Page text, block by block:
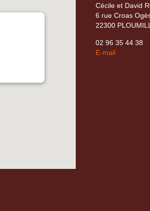
Cécile et David
6 rue Croas
22300
02 96 35 44 38
E-mail